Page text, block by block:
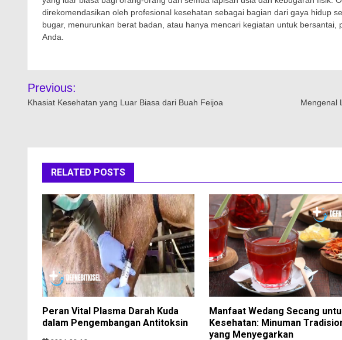
direkomendasikan oleh profesional kesehatan sebagai bagian dari gaya hidup
bugar, menurunkan berat badan, atau hanya mencari kegiatan untuk
Anda.
Navigasi
pos
Previous:
Khasiat Kesehatan yang Luar Biasa dari Buah Feijoa
Mengenal
RELATED POSTS
Peran Vital Plasma Darah Kuda
dalam Pengembangan Antitoksin
Manfaat Wedang Secang
Kesehatan: Minuman
yang Menyegarkan